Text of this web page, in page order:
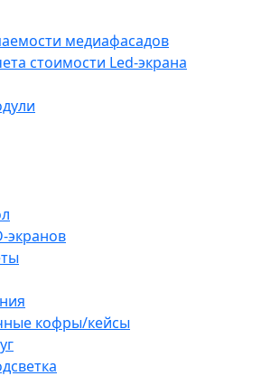
медиафасадов
стоимости Led-экрана
экранов
кофры/кейсы